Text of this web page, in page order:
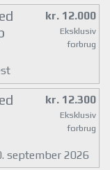
kr. 12.000
Eksklusiv
forbrug
kr. 12.300
Eksklusiv
forbrug
september 2026